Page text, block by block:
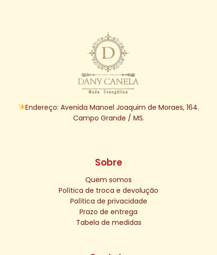
Endereço: Avenida Manoel Joaquim de Moraes, 164.
Campo Grande / MS.
Sobre
Quem somos
Política de troca e devolução
Política de privacidade
Prazo de entrega
Tabela de medidas